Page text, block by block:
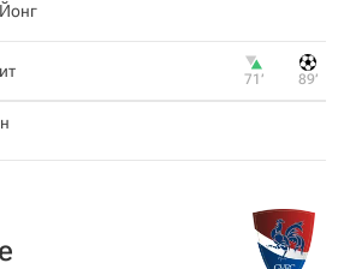
71‎’‎ 89‎’‎